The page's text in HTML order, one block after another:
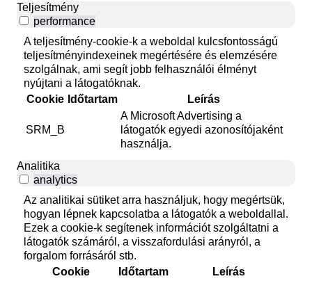
Teljesítmény
performance
A teljesítmény-cookie-k a weboldal kulcsfontosságú
teljesítményindexeinek megértésére és elemzésére
szolgálnak, ami segít jobb felhasználói élményt
nyújtani a látogatóknak.
Cookie Időtartam Leírás
SRM_B
A Microsoft Advertising a
látogatók egyedi azonosítójaként
használja.
Analitika
analytics
Az analitikai sütiket arra használjuk, hogy megértsük,
hogyan lépnek kapcsolatba a látogatók a weboldallal.
Ezek a cookie-k segítenek információt szolgáltatni a
látogatók számáról, a visszafordulási arányról, a
forgalom forrásáról stb.
Cookie
Időtartam Leírás